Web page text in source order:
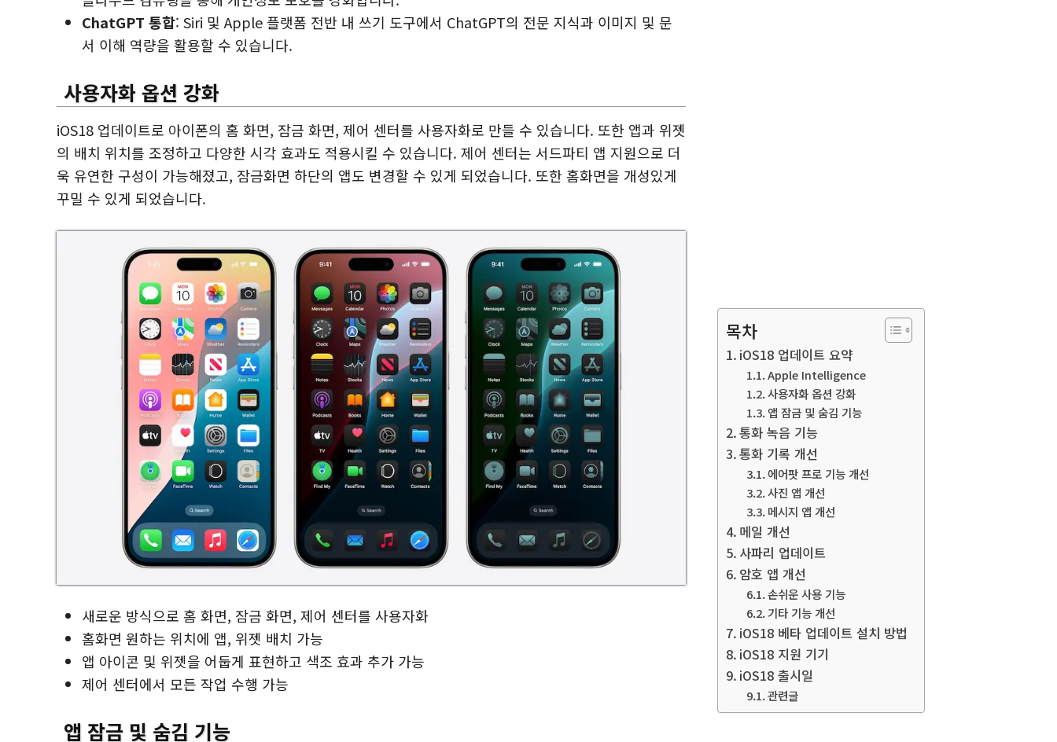
ChatGPT 통합: Siri 및 Apple 플랫폼 전반 내 쓰기 도구에서 ChatGPT의 전문 지식과 이미지 및 문
서 이해 역량을 활용할 수 있습니다.
사용자화 옵션 강화
iOS18 업데이트로 아이폰의 홈 화면, 잠금 화면, 제어 센터를 사용자화로 만들 수 있습니다. 또한 앱과 위젯
의 배치 위치를 조정하고 다양한 시각 효과도 적용시킬 수 있습니다. 제어 센터는 서드파티 앱 지원으로 더
욱 유연한 구성이 가능해졌고, 잠금화면 하단의 앱도 변경할 수 있게 되었습니다. 또한 홈화면을 개성있게
꾸밀 수 있게 되었습니다.
새로운 방식으로 홈 화면, 잠금 화면, 제어 센터를 사용자화
홈화면 원하는 위치에 앱, 위젯 배치 가능
앱 아이콘 및 위젯을 어둡게 표현하고 색조 효과 추가 가능
제어 센터에서 모든 작업 수행 가능
앱 잠금 및 숨김 기능
목차
iOS18 업데이트 요약
Apple Intelligence
사용자화 옵션 강화
앱 잠금 및 숨김 기능
통화 녹음 기능
통화 기록 개선
에어팟 프로 기능 개선
사진 앱 개선
메시지 앱 개선
메일 개선
사파리 업데이트
암호 앱 개선
손쉬운 사용 기능
기타 기능 개선
iOS18 베타 업데이트 설치 방법
iOS18 지원 기기
iOS18 출시일
관련글